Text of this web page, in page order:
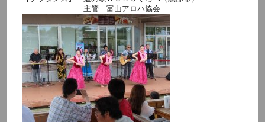
主管 富山アロハ協会